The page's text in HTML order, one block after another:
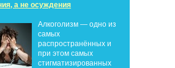
а не осуждения
Алкоголизм — одно из
самых
распространённых и
при этом самых
стигматизированных